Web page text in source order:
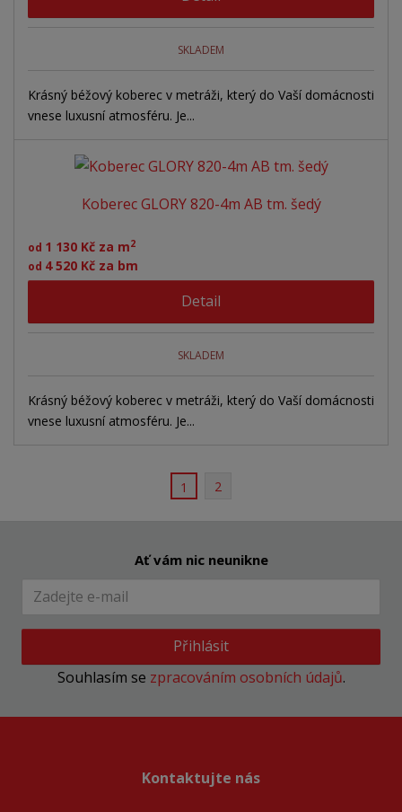
SKLADEM
Krásný béžový koberec v metráži, který do Vaší domácnosti
vnese luxusní atmosféru. Je...
Koberec GLORY 820-4m AB tm. šedý
od 1 130 Kč za m2
od 4 520 Kč za bm
Detail
SKLADEM
Krásný béžový koberec v metráži, který do Vaší domácnosti
vnese luxusní atmosféru. Je...
1 2
Ať vám nic neunikne
Přihlásit
Souhlasím se zpracováním osobních údajů.
Kontaktujte nás